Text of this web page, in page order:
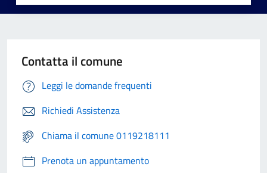
Contatta il comune
Leggi le domande frequenti
Richiedi Assistenza
Chiama il comune 0119218111
Prenota un appuntamento